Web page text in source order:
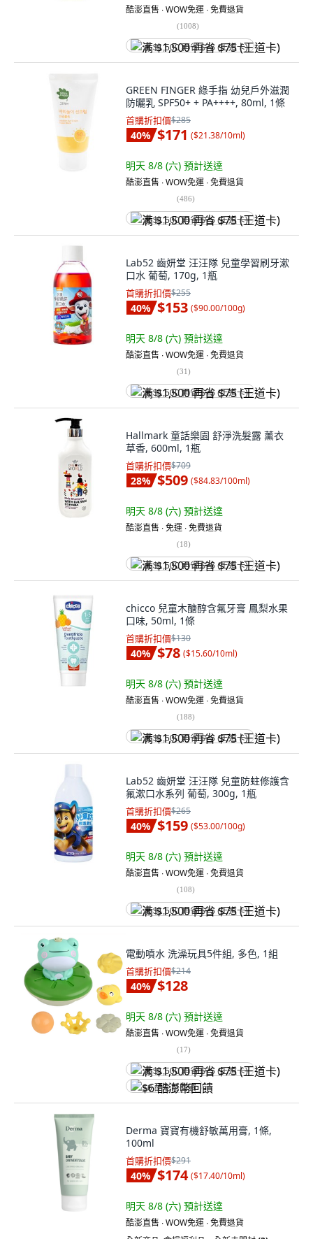
酷澎直售 ∙ WOW免運 ∙ 免費退貨
(1008)
满 $1,500 再省 $75 (王道卡)
GREEN FINGER 綠手指 幼兒戶外滋潤
防曬乳 SPF50+ + PA++++, 80ml, 1條
首購折扣價$285
40% $171 ($21.38/10ml)
明天 8/8 (六) 預計送達
酷澎直售 ∙ WOW免運 ∙ 免費退貨
(486)
满 $1,500 再省 $75 (王道卡)
Lab52 齒妍堂 汪汪隊 兒童學習刷牙漱
口水 葡萄, 170g, 1瓶
首購折扣價$255
40% $153 ($90.00/100g)
明天 8/8 (六) 預計送達
酷澎直售 ∙ WOW免運 ∙ 免費退貨
(31)
满 $1,500 再省 $75 (王道卡)
Hallmark 童話樂園 舒淨洗髮露 薰衣
草香, 600ml, 1瓶
首購折扣價$709
28% $509 ($84.83/100ml)
明天 8/8 (六) 預計送達
酷澎直售 ∙ 免運 ∙ 免費退貨
(18)
满 $1,500 再省 $75 (王道卡)
chicco 兒童木醣醇含氟牙膏 鳳梨水果
口味, 50ml, 1條
首購折扣價$130
40% $78 ($15.60/10ml)
明天 8/8 (六) 預計送達
酷澎直售 ∙ WOW免運 ∙ 免費退貨
(188)
满 $1,500 再省 $75 (王道卡)
Lab52 齒妍堂 汪汪隊 兒童防蛀修護含
氟漱口水系列 葡萄, 300g, 1瓶
首購折扣價$265
40% $159 ($53.00/100g)
明天 8/8 (六) 預計送達
酷澎直售 ∙ WOW免運 ∙ 免費退貨
(108)
满 $1,500 再省 $75 (王道卡)
電動噴水 洗澡玩具5件組, 多色, 1組
首購折扣價$214
40% $128
明天 8/8 (六) 預計送達
酷澎直售 ∙ WOW免運 ∙ 免費退貨
(17)
满 $1,500 再省 $75 (王道卡)
$6 酷澎幣回饋
Derma 寶寶有機舒敏萬用膏, 1條,
100ml
首購折扣價$291
40% $174 ($17.40/10ml)
明天 8/8 (六) 預計送達
酷澎直售 ∙ WOW免運 ∙ 免費退貨